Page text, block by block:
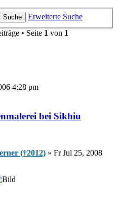
Suche
Erweiterte Suche
• Seite 1 von 1
4:28 pm
bei Sikhiu
(†2012) » Fr Jul 25, 2008